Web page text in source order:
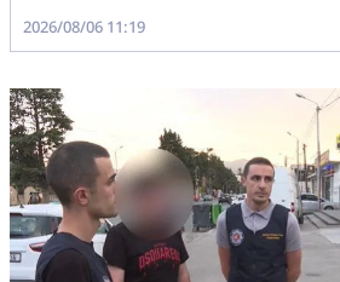
2026/08/06 11:19